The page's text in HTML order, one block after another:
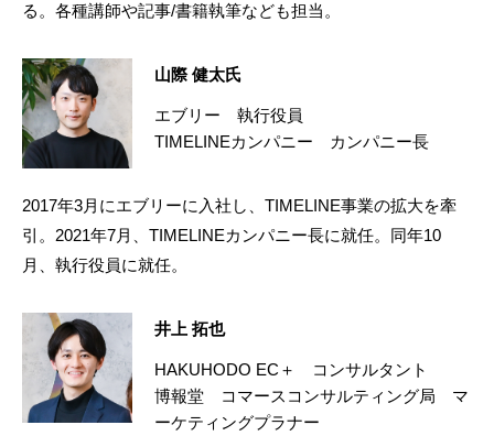
る。各種講師や記事/書籍執筆なども担当。
山際 健太氏
エブリー 執行役員
TIMELINEカンパニー カンパニー長
2017年3月にエブリーに入社し、TIMELINE事業の拡大を牽
引。2021年7月、TIMELINEカンパニー長に就任。同年10
月、執行役員に就任。
井上 拓也
HAKUHODO EC＋ コンサルタント
博報堂 コマースコンサルティング局 マ
ーケティングプラナー